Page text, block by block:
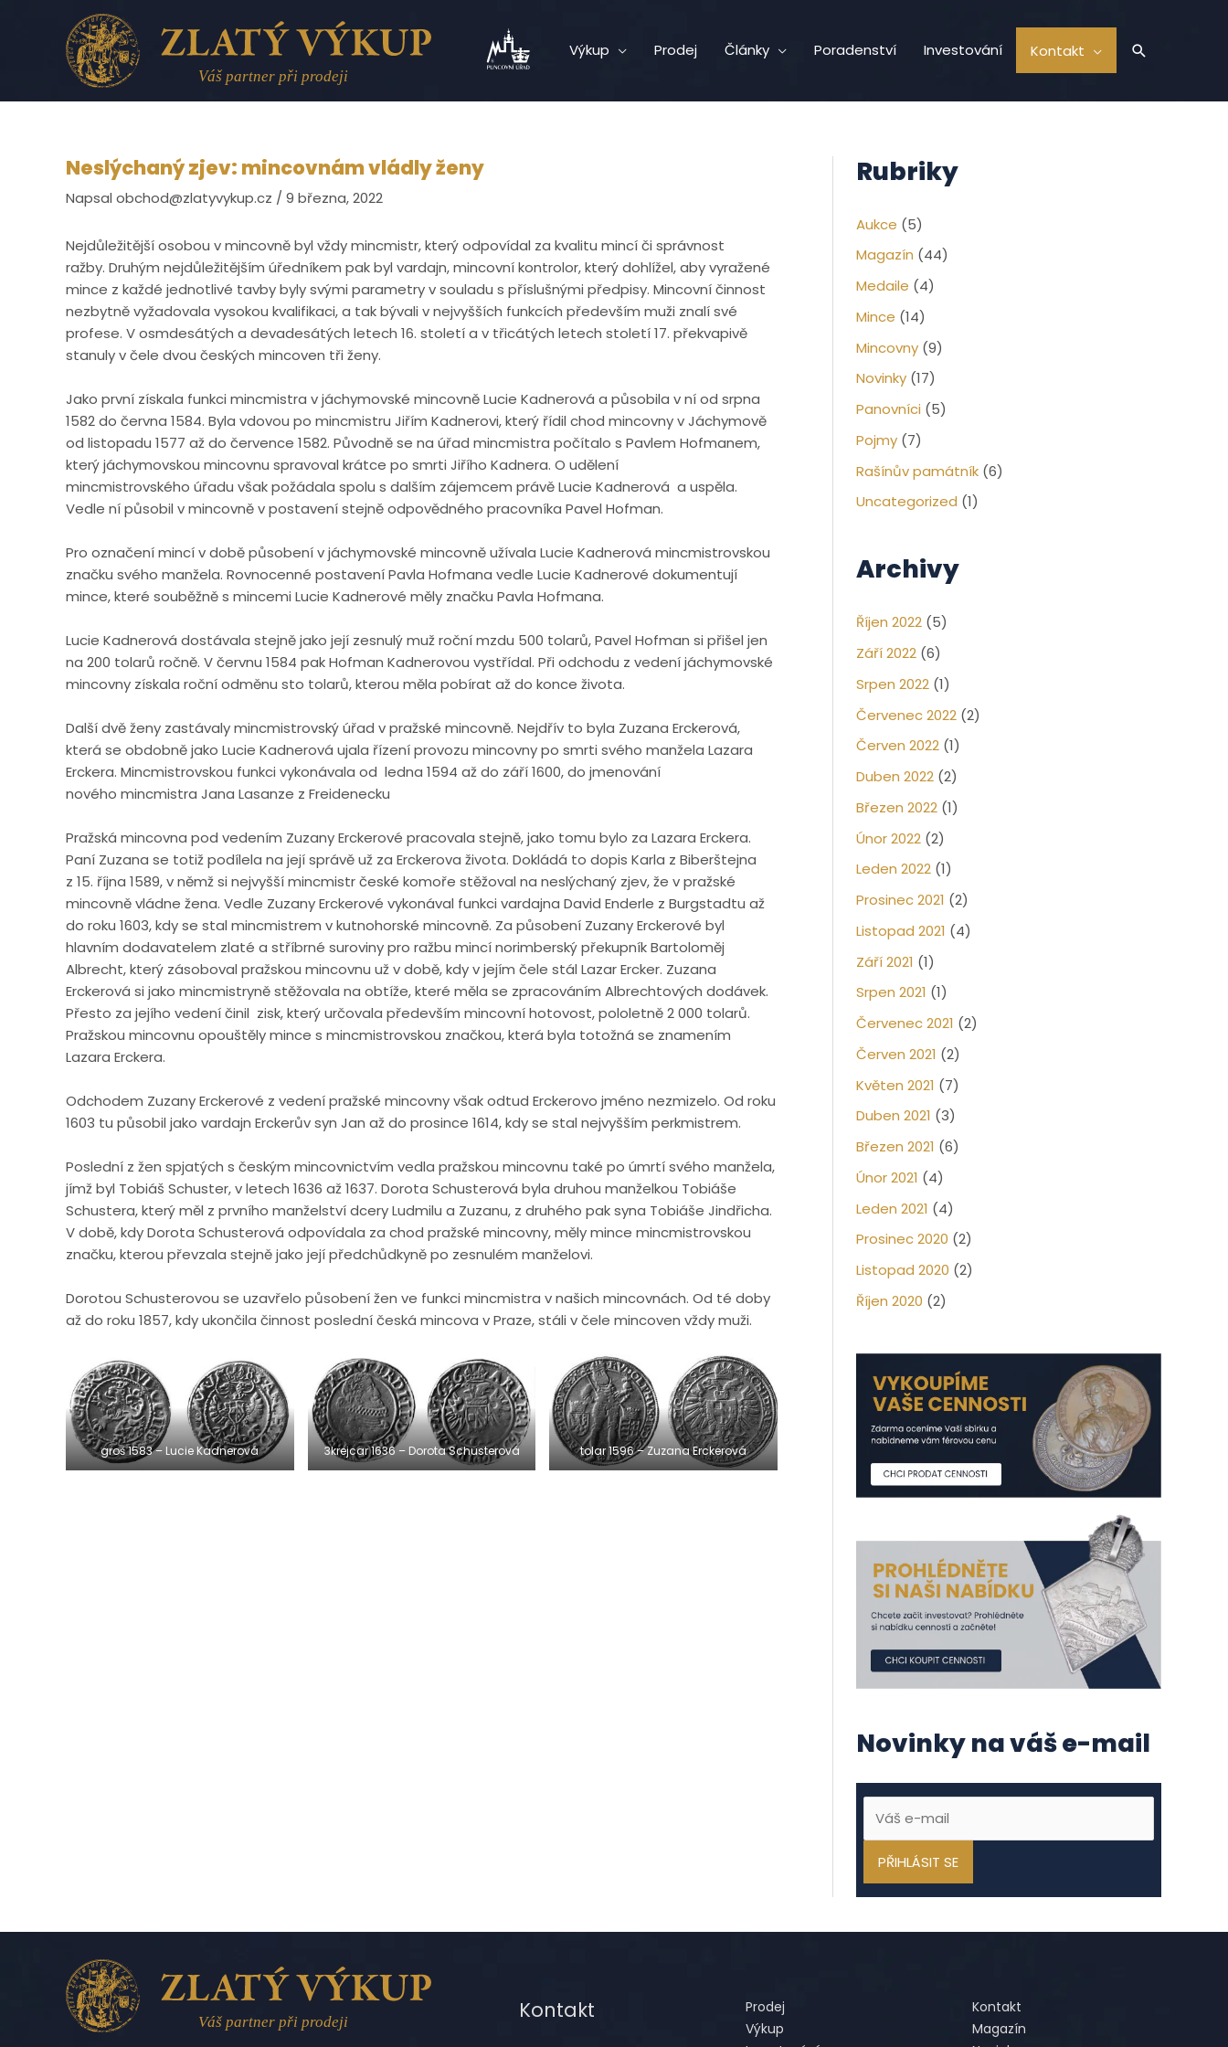
Výkup Prodej Články Poradenství Investování Kontakt Hledat
Neslýchaný zjev: mincovnám vládly ženy
Napsal obchod@zlatyvykup.cz / 9 března, 2022
Nejdůležitější osobou v mincovně byl vždy mincmistr, který odpovídal za kvalitu mincí či správnost
ražby. Druhým nejdůležitějším úředníkem pak byl vardajn, mincovní kontrolor, který dohlížel, aby vyražené
mince z každé jednotlivé tavby byly svými parametry v souladu s příslušnými předpisy. Mincovní činnost
nezbytně vyžadovala vysokou kvalifikaci, a tak bývali v nejvyšších funkcích především muži znalí své
profese. V osmdesátých a devadesátých letech 16. století a v třicátých letech století 17. překvapivě
stanuly v čele dvou českých mincoven tři ženy.
Jako první získala funkci mincmistra v jáchymovské mincovně Lucie Kadnerová a působila v ní od srpna
1582 do června 1584. Byla vdovou po mincmistru Jiřím Kadnerovi, který řídil chod mincovny v Jáchymově
od listopadu 1577 až do července 1582. Původně se na úřad mincmistra počítalo s Pavlem Hofmanem,
který jáchymovskou mincovnu spravoval krátce po smrti Jiřího Kadnera. O udělení
mincmistrovského úřadu však požádala spolu s dalším zájemcem právě Lucie Kadnerová a uspěla.
Vedle ní působil v mincovně v postavení stejně odpovědného pracovníka Pavel Hofman.
Pro označení mincí v době působení v jáchymovské mincovně užívala Lucie Kadnerová mincmistrovskou
značku svého manžela. Rovnocenné postavení Pavla Hofmana vedle Lucie Kadnerové dokumentují
mince, které souběžně s mincemi Lucie Kadnerové měly značku Pavla Hofmana.
Lucie Kadnerová dostávala stejně jako její zesnulý muž roční mzdu 500 tolarů, Pavel Hofman si přišel jen
na 200 tolarů ročně. V červnu 1584 pak Hofman Kadnerovou vystřídal. Při odchodu z vedení jáchymovské
mincovny získala roční odměnu sto tolarů, kterou měla pobírat až do konce života.
Další dvě ženy zastávaly mincmistrovský úřad v pražské mincovně. Nejdřív to byla Zuzana Erckerová,
která se obdobně jako Lucie Kadnerová ujala řízení provozu mincovny po smrti svého manžela Lazara
Erckera. Mincmistrovskou funkci vykonávala od ledna 1594 až do září 1600, do jmenování
nového mincmistra Jana Lasanze z Freidenecku
Pražská mincovna pod vedením Zuzany Erckerové pracovala stejně, jako tomu bylo za Lazara Erckera.
Paní Zuzana se totiž podílela na její správě už za Erckerova života. Dokládá to dopis Karla z Biberštejna
z 15. října 1589, v němž si nejvyšší mincmistr české komoře stěžoval na neslýchaný zjev, že v pražské
mincovně vládne žena. Vedle Zuzany Erckerové vykonával funkci vardajna David Enderle z Burgstadtu až
do roku 1603, kdy se stal mincmistrem v kutnohorské mincovně. Za působení Zuzany Erckerové byl
hlavním dodavatelem zlaté a stříbrné suroviny pro ražbu mincí norimberský překupník Bartoloměj
Albrecht, který zásoboval pražskou mincovnu už v době, kdy v jejím čele stál Lazar Ercker. Zuzana
Erckerová si jako mincmistryně stěžovala na obtíže, které měla se zpracováním Albrechtových dodávek.
Přesto za jejího vedení činil zisk, který určovala především mincovní hotovost, pololetně 2 000 tolarů.
Pražskou mincovnu opouštěly mince s mincmistrovskou značkou, která byla totožná se znamením
Lazara Erckera.
Odchodem Zuzany Erckerové z vedení pražské mincovny však odtud Erckerovo jméno nezmizelo. Od roku
1603 tu působil jako vardajn Erckerův syn Jan až do prosince 1614, kdy se stal nejvyšším perkmistrem.
Poslední z žen spjatých s českým mincovnictvím vedla pražskou mincovnu také po úmrtí svého manžela,
jímž byl Tobiáš Schuster, v letech 1636 až 1637. Dorota Schusterová byla druhou manželkou Tobiáše
Schustera, který měl z prvního manželství dcery Ludmilu a Zuzanu, z druhého pak syna Tobiáše Jindřicha.
V době, kdy Dorota Schusterová odpovídala za chod pražské mincovny, měly mince mincmistrovskou
značku, kterou převzala stejně jako její předchůdkyně po zesnulém manželovi.
Dorotou Schusterovou se uzavřelo působení žen ve funkci mincmistra v našich mincovnách. Od té doby
až do roku 1857, kdy ukončila činnost poslední česká mincova v Praze, stáli v čele mincoven vždy muži.
groš 1583 – Lucie Kadnerová 3krejcar 1636 – Dorota Schusterová tolar 1596 – Zuzana Erckerová
Rubriky
Aukce (5)
Magazín (44)
Medaile (4)
Mince (14)
Mincovny (9)
Novinky (17)
Panovníci (5)
Pojmy (7)
Rašínův památník (6)
Uncategorized (1)
Archivy
Říjen 2022 (5)
Září 2022 (6)
Srpen 2022 (1)
Červenec 2022 (2)
Červen 2022 (1)
Duben 2022 (2)
Březen 2022 (1)
Únor 2022 (2)
Leden 2022 (1)
Prosinec 2021 (2)
Listopad 2021 (4)
Září 2021 (1)
Srpen 2021 (1)
Červenec 2021 (2)
Červen 2021 (2)
Květen 2021 (7)
Duben 2021 (3)
Březen 2021 (6)
Únor 2021 (4)
Leden 2021 (4)
Prosinec 2020 (2)
Listopad 2020 (2)
Říjen 2020 (2)
Novinky na váš e-mail
Kontakt
Prodej
Výkup
Kontakt
Magazín